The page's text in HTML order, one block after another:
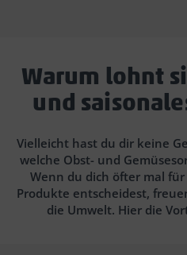
Warum lohnt
und
Vielleicht hast du dir keine
welche Obst- und
Wenn du dich öfter mal
Produkte entscheidest,
die Umwelt. Hier die